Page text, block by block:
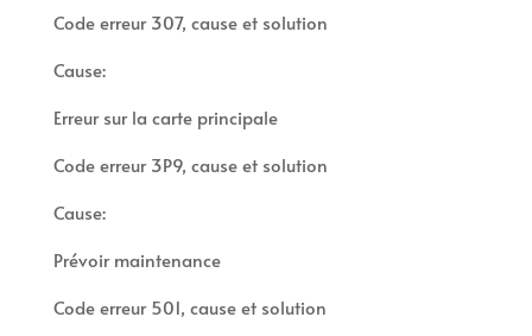
Code erreur 307, cause et solution
Cause:
Erreur sur la carte principale
Code erreur 3P9, cause et solution
Cause:
Prévoir maintenance
Code erreur 501, cause et solution